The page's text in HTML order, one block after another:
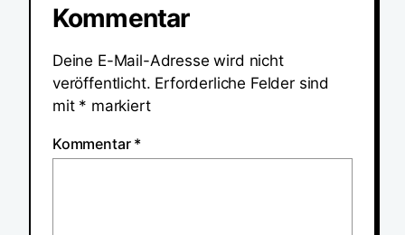
Kommentar
Deine E-Mail-Adresse wird nicht
veröffentlicht. Erforderliche Felder sind
mit * markiert
Kommentar *